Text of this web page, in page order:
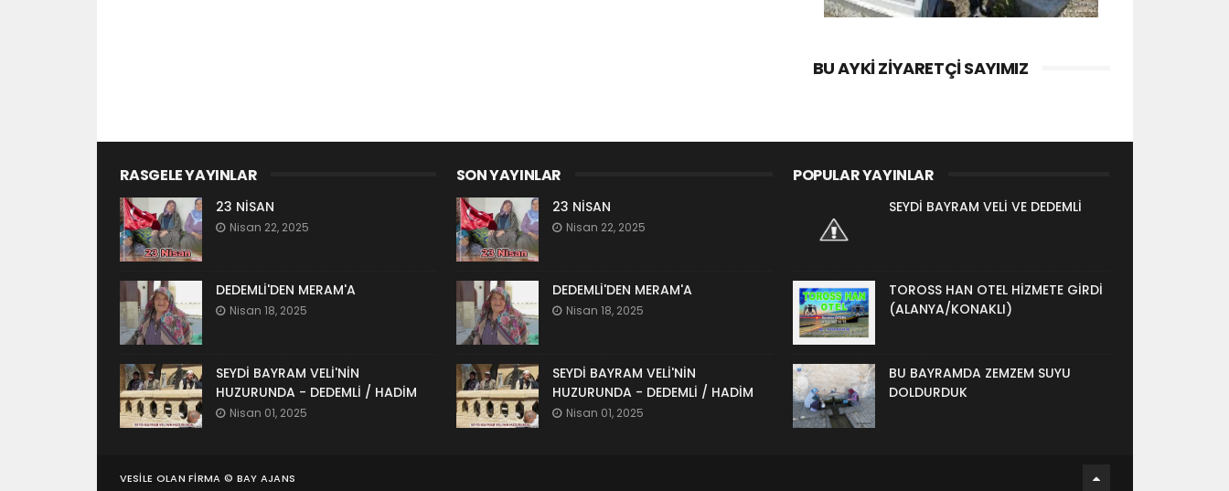
BU AYKI ZIYARETÇI SAYIMIZ
RASGELE YAYINLAR
23 NİSAN
Nisan 22, 2025
DEDEMLİ'DEN MERAM'A
Nisan 18, 2025
SEYDİ BAYRAM VELİ'NİN
HUZURUNDA - DEDEMLİ / HADİM
Nisan 01, 2025
SON YAYINLAR
23 NİSAN
Nisan 22, 2025
DEDEMLİ'DEN MERAM'A
Nisan 18, 2025
SEYDİ BAYRAM VELİ'NİN
HUZURUNDA - DEDEMLİ / HADİM
Nisan 01, 2025
POPULAR YAYINLAR
SEYDİ BAYRAM VELİ VE DEDEMLİ
TOROSS HAN OTEL HİZMETE GİRDİ
(ALANYA/KONAKLI)
BU BAYRAMDA ZEMZEM SUYU
DOLDURDUK
VESILE OLAN FIRMA © BAY AJANS